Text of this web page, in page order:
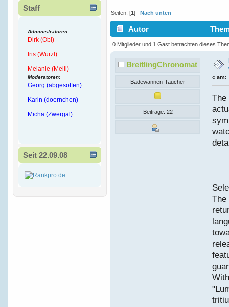
Staff
Administratoren:
Dirk (Obi)
Iris (Wurzl)
Melanie (Melli)
Moderatoren:
Georg (abgesoffen)
Karin (doernchen)
Micha (Zwergal)
Seit 22.09.08
Seiten: [1]Nach unten
Autor
3754 mal)
0 Mitglieder und 1 Gast betrachten dieses
BreitlingChronomat
Badewannen-Taucher
Beiträge: 22
« am:
The
The